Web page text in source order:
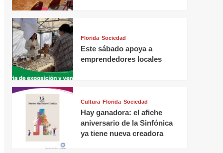
Florida Sociedad
Este sábado apoya a
emprendedores locales
Cultura Florida Sociedad
Hay ganadora: el afiche
aniversario de la Sinfónica
ya tiene nueva creadora